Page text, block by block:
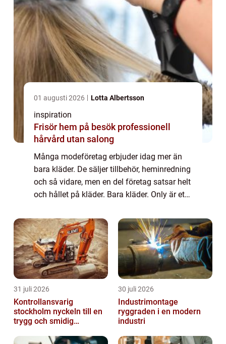
01 augusti 2026 Lotta Albertsson
inspiration
Frisör hem på besök professionell
hårvård utan salong
Många modeföretag erbjuder idag mer än
bara kläder. De säljer tillbehör, heminredning
och så vidare, men en del företag satsar helt
och hållet på kläder. Bara kläder. Only är ett
https://www.bekasonline.se/sv/articles/6/d.
..
31 juli 2026
Kontrollansvarig
stockholm nyckeln till en
trygg och smidig
30 juli 2026
Industrimontage
ryggraden i en modern
industri